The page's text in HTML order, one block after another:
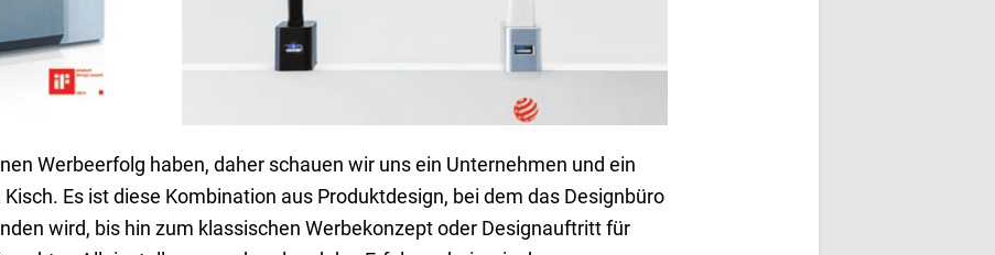
Werbeerfolg haben, daher schauen wir uns ein Unternehmen und ein
Es ist diese Kombination aus Produktdesign, bei dem das Designbüro
wird, bis hin zum klassischen Werbekonzept oder Designauftritt für